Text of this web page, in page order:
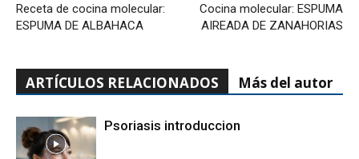
Receta de cocina molecular:
ESPUMA DE ALBAHACA
Cocina molecular: ESPUMA
AIREADA DE ZANAHORIAS
ARTÍCULOS RELACIONADOS Más del autor
Psoriasis introduccion